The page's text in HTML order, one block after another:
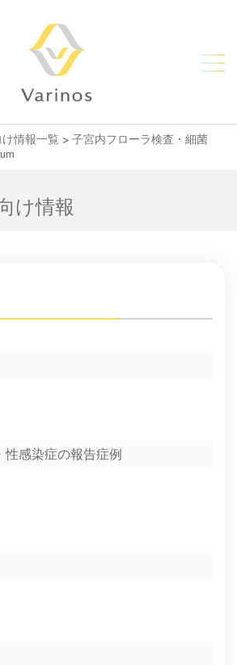
情報一覧 > 子宮内フローラ検査・細菌
け情報
性感染症の報告症例